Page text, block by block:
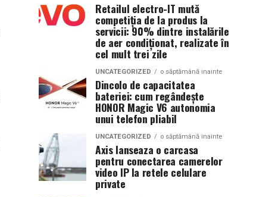
Retailul electro-IT mută
competiția de la produs la
servicii: 90% dintre instalările
de aer condiționat, realizate în
cel mult trei zile
UNCATEGORIZED o săptămână inainte
Dincolo de capacitatea
bateriei: cum regândește
HONOR Magic V6 autonomia
unui telefon pliabil
UNCATEGORIZED o săptămână inainte
Axis lanseaza o carcasa
pentru conectarea camerelor
video IP la retele celulare
private